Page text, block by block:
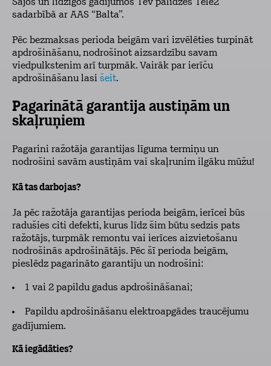
Šajos un līdzīgos gadījumos Tev palīdzēs Tele2
sadarbībā ar AAS “Balta”.
Pēc bezmaksas perioda beigām vari izvēlēties turpināt
apdrošināšanu, nodrošinot aizsardzību savam
viedpulkstenim arī turpmāk. Vairāk par ierīču
apdrošināšanu lasi šeit.
Pagarinātā garantija austiņām un
skaļruņiem
Pagarini ražotāja garantijas līguma termiņu un
nodrošini savām austiņām vai skaļrunim ilgāku mūžu!
Kā tas darbojas?
Ja pēc ražotāja garantijas perioda beigām, ierīcei būs
radušies citi defekti, kurus līdz šim būtu sedzis pats
ražotājs, turpmāk remontu vai ierīces aizvietošanu
nodrošinās apdrošinātājs. Pēc šī perioda beigām,
pieslēdz pagarināto garantiju un nodrošini:
1 vai 2 papildu gadus apdrošināšanai;
Papildu apdrošināšanu elektroapgādes traucējumu
gadījumiem.
Kā iegādāties?